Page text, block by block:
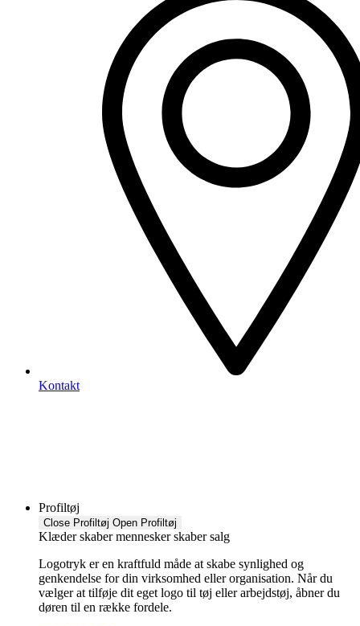
Kontakt
Profiltøj
Close Profiltøj Open Profiltøj
Klæder skaber mennesker skaber salg
Logotryk er en kraftfuld måde at skabe synlighed og
genkendelse for din virksomhed eller organisation. Når du
vælger at tilføje dit eget logo til tøj eller arbejdstøj, åbner du
døren til en række fordele.